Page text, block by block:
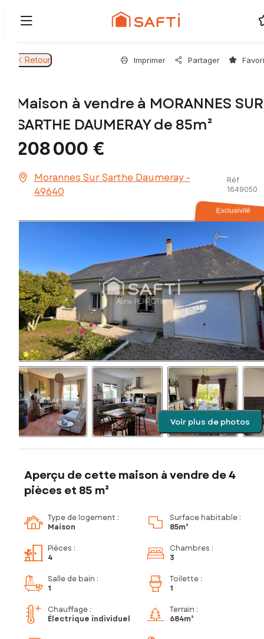
Retour Imprimer Partager
Maison à vendre à MORANNES SUR
SARTHE DAUMERAY de 85m²
208 000 €
Morannes Sur Sarthe Daumeray -
49640
Réf
1649050
Exclusivité
Voir plus de photos
Aperçu de cette maison à vendre de 4
pièces et 85 m²
Type de logement :
Maison
Surface habitable :
85m²
Pièces :
4
Chambres :
3
Salle de bain :
1
Toilette :
1
Chauffage :
Électrique individuel
Terrain :
684m²